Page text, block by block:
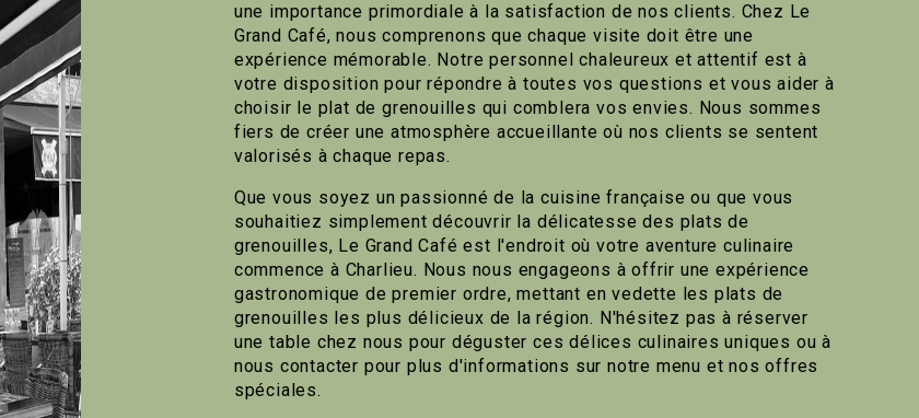
une importance primordiale à la satisfaction de nos clients. Chez Le
Grand Café, nous comprenons que chaque visite doit être une
expérience mémorable. Notre personnel chaleureux et attentif est à
votre disposition pour répondre à toutes vos questions et vous aider à
choisir le plat de grenouilles qui comblera vos envies. Nous sommes
fiers de créer une atmosphère accueillante où nos clients se sentent
valorisés à chaque repas.
Que vous soyez un passionné de la cuisine française ou que vous
souhaitiez simplement découvrir la délicatesse des plats de
grenouilles, Le Grand Café est l'endroit où votre aventure culinaire
commence à Charlieu. Nous nous engageons à offrir une expérience
gastronomique de premier ordre, mettant en vedette les plats de
grenouilles les plus délicieux de la région. N'hésitez pas à réserver
une table chez nous pour déguster ces délices culinaires uniques ou à
nous contacter pour plus d'informations sur notre menu et nos offres
spéciales.